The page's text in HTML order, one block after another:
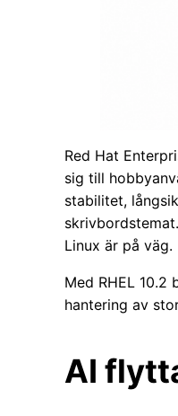
Red Hat
sig till
stabilitet,
Linux är på väg.
Med RHEL
hantering av
AI